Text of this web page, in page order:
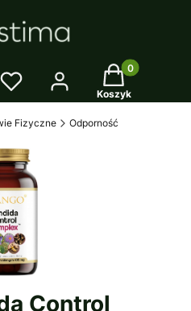
Twój koszyk:
Koszyk
Fizyczne Odporność
Control